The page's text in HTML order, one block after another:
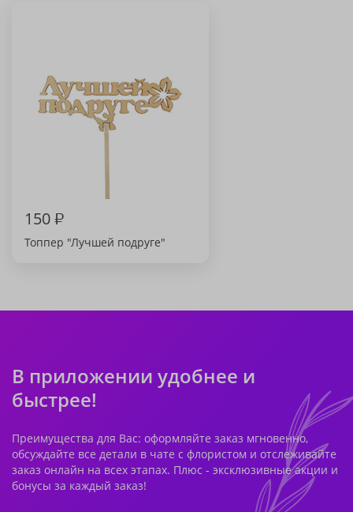
150₽
Топпер "Лучшей подруге"
В приложении удобнее и
быстрее!
Преимущества для Вас: оформляйте заказ мгновенно,
обсуждайте все детали в чате с флористом и отслеживайте
заказ онлайн на всех этапах. Плюс - эксклюзивные акции и
бонусы за каждый заказ!